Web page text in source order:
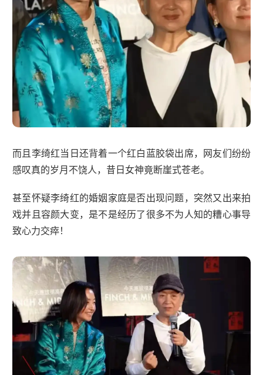
而且李绮红当日还背着一个红白蓝胶袋出席，网友们纷纷
感叹真的岁月不饶人，昔日女神竟断崖式苍老。
甚至怀疑李绮红的婚姻家庭是否出现问题，突然又出来拍
戏并且容颜大变，是不是经历了很多不为人知的糟心事导
致心力交瘁！